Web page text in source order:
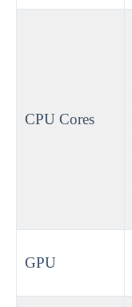
CPU Cores
GPU